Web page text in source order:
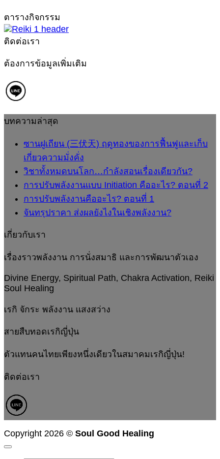
เดียวกัน?
ตอน
ส่ง
ผล
ไง
ตารางกิจกรรม
ติดต่อเรา
ต้องการข้อมูลเพิ่มเติม
บทความล่าสุด
ซานฝูเถียน (三伏天) ฤดูทองของการฟื้นฟูและเก็บ
เกี่ยวความมั่งคั่ง
วิชาทั้งหมดบนโลก…กำลังสอนเรื่องเดียวกัน?
การปรับพลังงานแบบ Initiation คืออะไร? ตอนที่ 2
การปรับพลังงานคืออะไร? ตอนที่ 1
จันทรุปราคา ส่งผลยังไงในเชิงพลังงาน?
เกี่ยวกับเรา
เรื่องราวพลังงาน การนั่งสมาธิ และการพัฒนาตัวเอง
Divine Energy, Spiritual Path, Chakra Activation, Reiki
Soul Healing
เรกิ จักระ พลังงาน แสงสว่าง
สายสืบทอดเรกิญี่ปุ่น
ตัวแทนคนไทยเพียงหนึ่งเดียวในสมาคมเรกิญี่ปุ่น!
ติดต่อเรา
Copyright 2026 © Soul Good Healing